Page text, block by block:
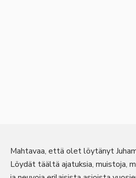
Mahtavaa, että olet löytänyt
Löydät täältä ajatuksia, muistoja,